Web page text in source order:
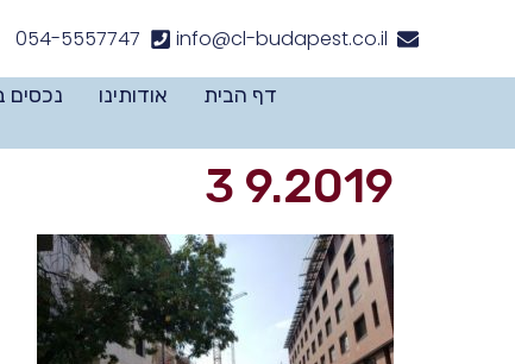
info@cl-budapest.co.il
054-5557747
דף הבית אודותינו נכסים
9.2019 3